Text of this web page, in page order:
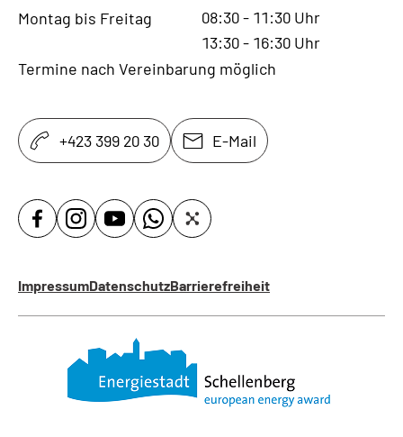
Montag bis Freitag
08:30- 11:30 Uhr
13:30- 16:30 Uhr
Termine nach Vereinbarung möglich
+423 399 20 30 E-Mail
ImpressumDatenschutzBarrierefreiheit